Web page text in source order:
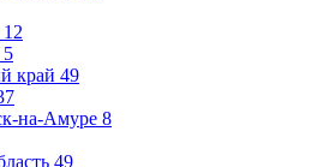
12
5
край 49
на-Амуре 8
49